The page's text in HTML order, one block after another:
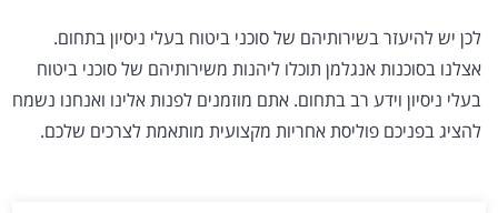
לכן יש להיעזר בשירותיהם של סוכני ביטוח בעלי ניסיון בתחום.
אצלנו בסוכנות אנגלמן תוכלו ליהנות משירותיהם של סוכני ביטוח
בעלי ניסיון וידע רב בתחום. אתם מוזמנים לפנות אלינו ואנחנו נשמח
להציג בפניכם פוליסת אחריות מקצועית מותאמת לצרכים שלכם.